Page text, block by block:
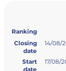
Ranking
Closing
date
14/08/
Start
date
17/08/